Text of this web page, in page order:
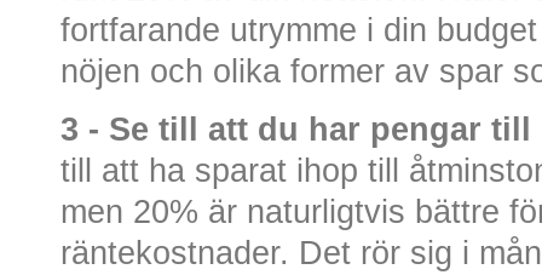
fortfarande utrymme i din
nöjen och olika former av spar
3 - Se till att du har pengar
till att ha sparat ihop till
men 20% är naturligtvis bättre
räntekostnader. Det rör sig i